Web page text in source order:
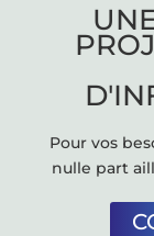
Pour vos
nulle part